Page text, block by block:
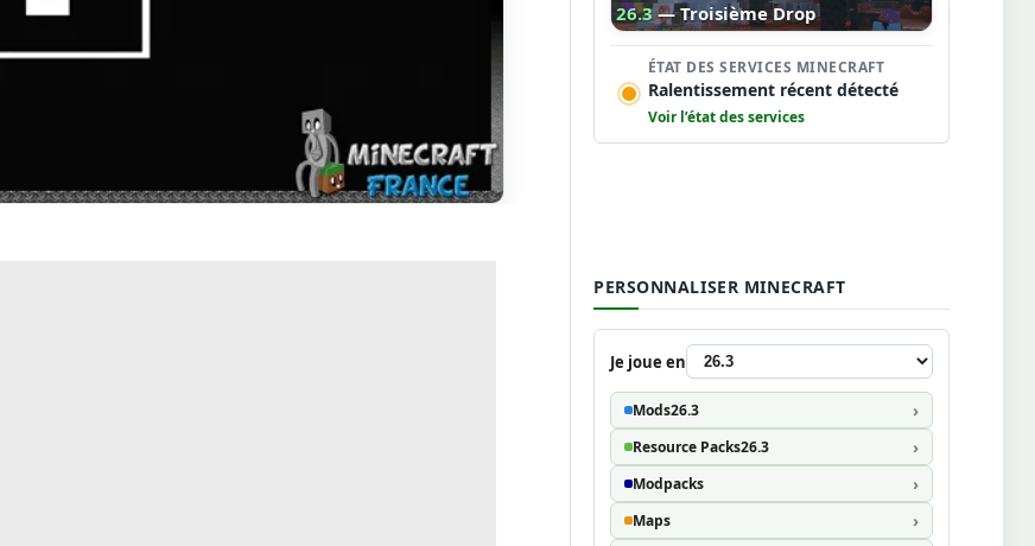
26.3 — Troisième Drop
ÉTAT DES SERVICES MINECRAFT
Ralentissement récent détecté
Voir l’état des services
PERSONNALISER MINECRAFT
Je joue en
Mods26.3
Resource Packs26.3
Modpacks
Maps